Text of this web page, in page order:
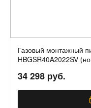
Газовый монтажный
HBGSR40A2022SV
34 298 руб.